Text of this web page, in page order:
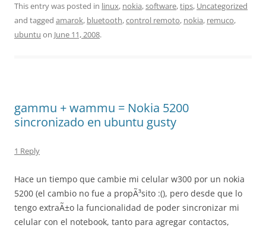
This entry was posted in linux, nokia,software,tips, Uncategorized
and tagged amarok, bluetooth,control remoto, nokia, remuco,
ubuntu on June 11, 2008.
gammu + wammu = Nokia 5200
sincronizado en ubuntu gusty
1 Reply
Hace un tiempo que cambie mi celular w300 por un nokia
5200 (el cambio no fue a propÃ³sito :(), pero desde que lo
tengo extraÃ±o la funcionalidad de poder sincronizar mi
celular con el notebook, tanto para agregar contactos,